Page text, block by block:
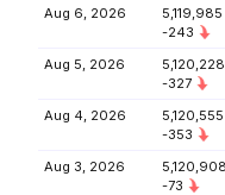
Aug 6, 2026
5,119,985
-243
Aug 5, 2026
5,120,228
-327
Aug 4, 2026
5,120,555
-353
Aug 3, 2026
5,120,908
-73